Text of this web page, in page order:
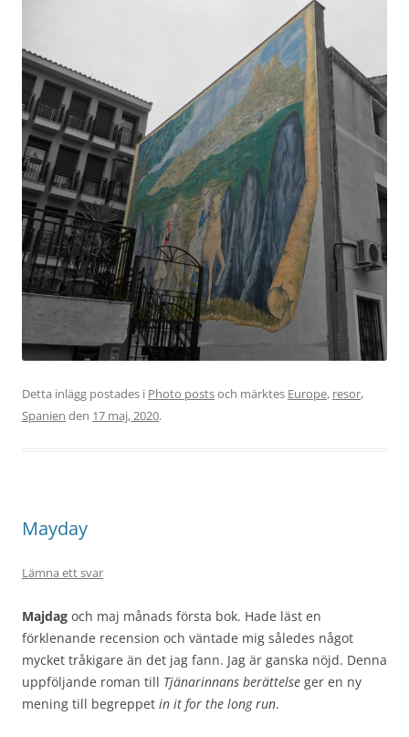
Detta inlägg postades i Photo postsoch märktes Europe, resor,
Spanien den 17 maj, 2020.
Mayday
Lämna ett svar
Majdag och maj månads första bok. Hade läst en
förklenande recension och väntade mig således något
mycket tråkigare än det jag fann. Jag är ganska nöjd. Denna
uppföljande roman till Tjänarinnans berättelse ger en ny
mening till begreppet in it for the long run.